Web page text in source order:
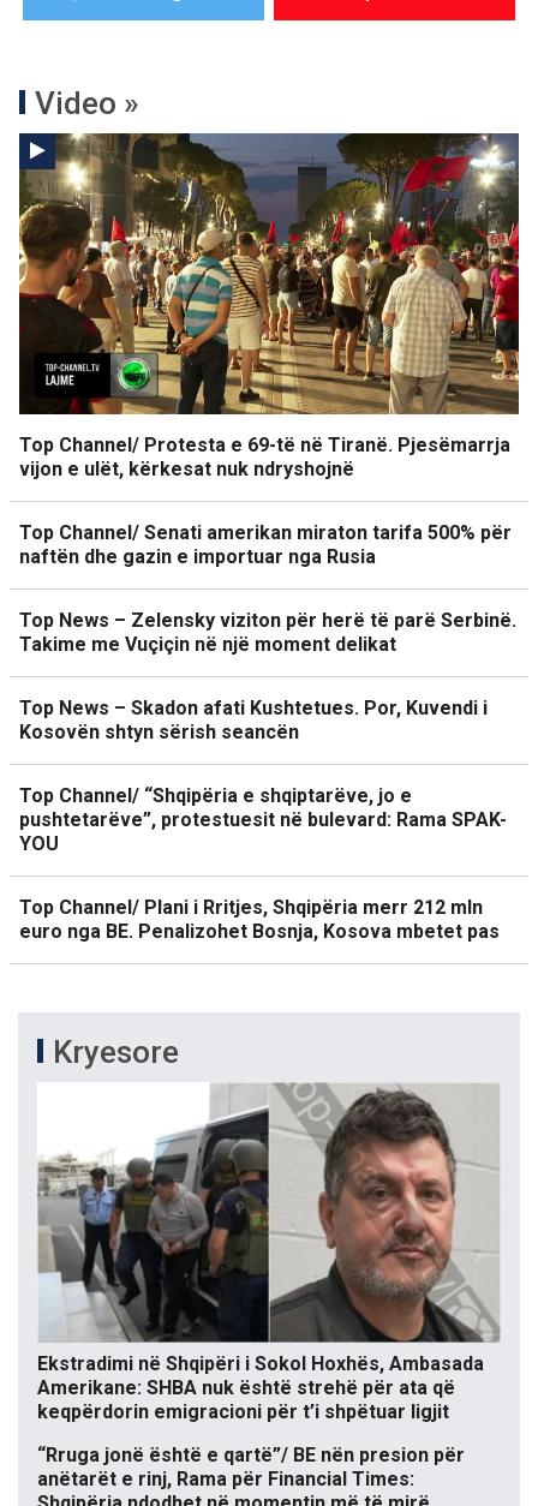
Video »
Top Channel/ Protesta e 69-të në Tiranë. Pjesëmarrja
vijon e ulët, kërkesat nuk ndryshojnë
Top Channel/ Senati amerikan miraton tarifa 500% për
naftën dhe gazin e importuar nga Rusia
Top News – Zelensky viziton për herë të parë Serbinë.
Takime me Vuçiçin në një moment delikat
Top News – Skadon afati Kushtetues. Por, Kuvendi i
Kosovën shtyn sërish seancën
Top Channel/ “Shqipëria e shqiptarëve, jo e
pushtetarëve”, protestuesit në bulevard: Rama SPAK-
YOU
Top Channel/ Plani i Rritjes, Shqipëria merr 212 mln
euro nga BE. Penalizohet Bosnja, Kosova mbetet pas
Kryesore
Ekstradimi në Shqipëri i Sokol Hoxhës, Ambasada
Amerikane: SHBA nuk është strehë për ata që
keqpërdorin emigracioni për t’i shpëtuar ligjit
“Rruga jonë është e qartë”/ BE nën presion për
anëtarët e rinj, Rama për Financial Times: